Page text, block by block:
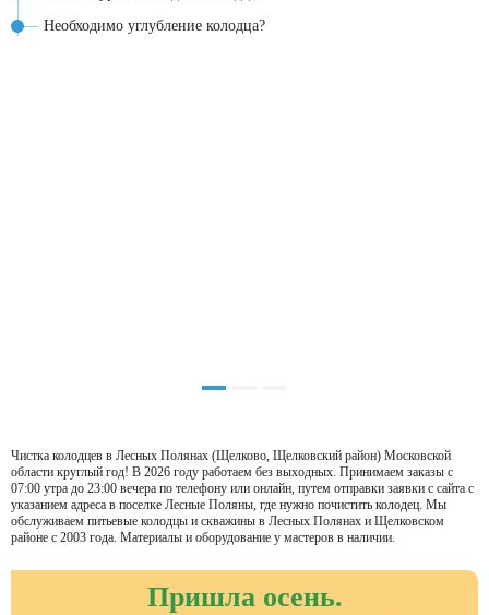
Необходимо углубление колодца?
Чистка колодцев в Лесных Полянах (Щелково, Щелковский район) Московской
области круглый год! В 2026 году работаем без выходных. Принимаем заказы с
07:00 утра до 23:00 вечера по телефону или онлайн, путем отправки заявки с сайта с
указанием адреса в поселке Лесные Поляны, где нужно почистить колодец. Мы
обслуживаем питьевые колодцы и скважины в Лесных Полянах и Щелковском
районе с 2003 года. Материалы и оборудование у мастеров в наличии.
Пришла осень.